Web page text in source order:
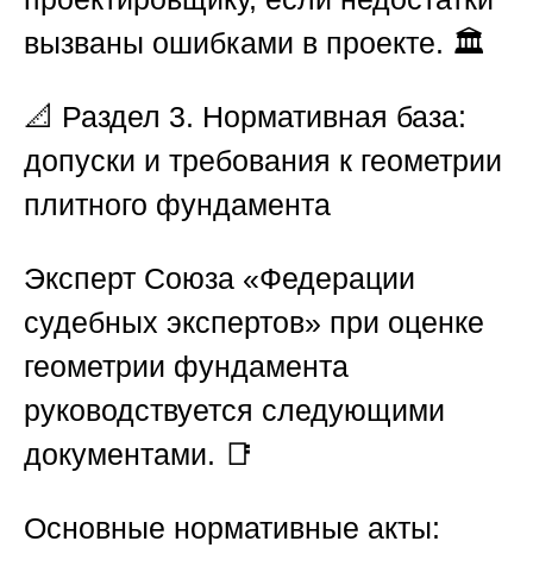
вызваны ошибками в проекте. 🏛️
📐 Раздел 3. Нормативная база:
допуски и требования к геометрии
плитного фундамента
Эксперт Союза «Федерации
судебных экспертов» при оценке
геометрии фундамента
руководствуется следующими
документами. 📑
Основные нормативные акты: